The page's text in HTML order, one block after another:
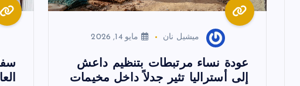
ميشيل نان مايو 14, 2026
عودة نساء مرتبطات بتنظيم داعش
إلى أستراليا تثير جدلاً داخل مخيمات